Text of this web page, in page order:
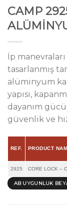
CAMP
İp
tasarlanmış
alüminyum
yapısı,
dayanım
güvenlik ve
REF. PRODUCT
2925 CORE LOCK –
AB UYGUNLUK